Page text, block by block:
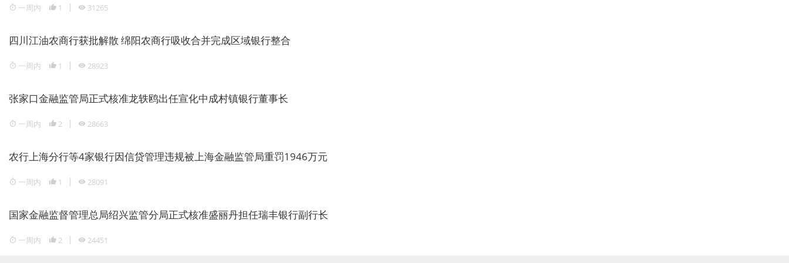
一周内 1 31265
四川江油农商行获批解散 绵阳农商行吸收合并完成区域银行整合
一周内 1 28923
张家口金融监管局正式核准龙轶鸥出任宣化中成村镇银行董事长
一周内 2 28663
农行上海分行等4家银行因信贷管理违规被上海金融监管局重罚1946万元
一周内 1 28091
国家金融监督管理总局绍兴监管分局正式核准盛丽丹担任瑞丰银行副行长
一周内 2 24451